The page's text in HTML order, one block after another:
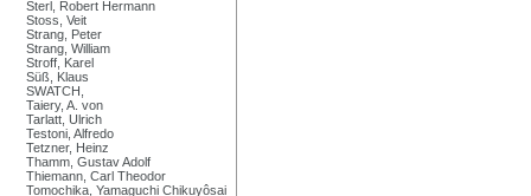
Sterl, Robert Hermann
Stoss, Veit
Strang, Peter
Strang, William
Stroff, Karel
Süß, Klaus
SWATCH,
Taiery, A. von
Tarlatt, Ulrich
Testoni, Alfredo
Tetzner, Heinz
Thamm, Gustav Adolf
Thiemann, Carl Theodor
Tomochika, Yamaguchi Chikuyôsai